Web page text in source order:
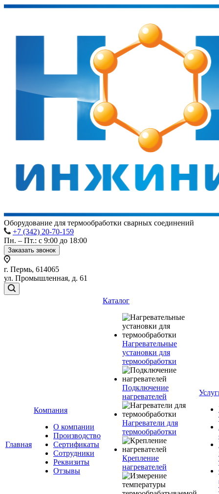
Оборудование для термообработки сварных соединений
+7 (342) 20-70-159
Пн. – Пт.: с 9:00 до 18:00
Заказать звонок
г. Пермь, 614065
ул. Промышленная, д. 61
Главная
Компания
О компании
Производство
Сертификаты
Сотрудники
Реквизиты
Отзывы
Каталог
Нагревательные
установки для
термообработки
Подключение
нагревателей
Нагреватели для
термообработки
Крепление
нагревателей